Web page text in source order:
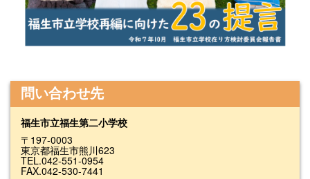
問い合わせ先
福生市立福生第二小学校
〒197-0003
東京都福生市熊川623
TEL.042-551-0954
FAX.042-530-7441